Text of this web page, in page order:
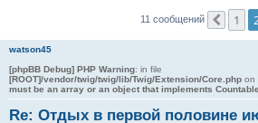
11 сообщений Пред.
1
watson45
[phpBB Debug] PHP Warning: in file
[ROOT]/vendor/twig/twig/lib/Twig/Extension/Core.php on
must be an array or an object that implements Countable
Re: Отдых в первой половине